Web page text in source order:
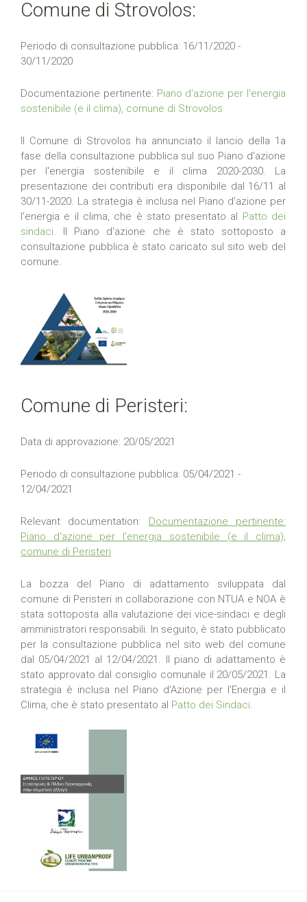
Comune di Strovolos:
Periodo di consultazione pubblica: 16/11/2020 -
30/11/2020
Documentazione pertinente: Piano d'azione per l'energia
sostenibile (e il clima), comune di Strovolos
Il Comune di Strovolos ha annunciato il lancio della 1a
fase della consultazione pubblica sul suo Piano d'azione
per l'energia sostenibile e il clima 2020-2030. La
presentazione dei contributi era disponibile dal 16/11 al
30/11-2020. La strategia è inclusa nel Piano d'azione per
l'energia e il clima, che è stato presentato al Patto dei
sindaci. Il Piano d'azione che è stato sottoposto a
consultazione pubblica è stato caricato sul sito web del
comune.
Comune di Peristeri:
Data di approvazione: 20/05/2021
Periodo di consultazione pubblica: 05/04/2021 -
12/04/2021
Relevant documentation: Documentazione pertinente:
Piano d'azione per l'energia sostenibile (e il clima),
comune di Peristeri
La bozza del Piano di adattamento sviluppata dal
comune di Peristeri in collaborazione con NTUA e NOA è
stata sottoposta alla valutazione dei vice-sindaci e degli
amministratori responsabili. In seguito, è stato pubblicato
per la consultazione pubblica nel sito web del comune
dal 05/04/2021 al 12/04/2021. Il piano di adattamento è
stato approvato dal consiglio comunale il 20/05/2021. La
strategia è inclusa nel Piano d'Azione per l'Energia e il
Clima, che è stato presentato al Patto dei Sindaci.